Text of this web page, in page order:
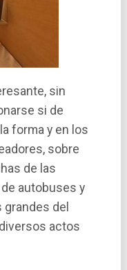
sin
si de
forma y en los
sobre
de las
autobuses y
del
actos